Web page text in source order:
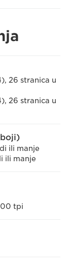
26 stranica u
26 stranica u
ili manje
ili manje
tpi